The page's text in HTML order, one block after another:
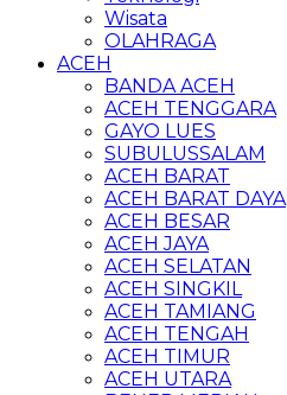
Wisata
OLAHRAGA
ACEH
BANDA ACEH
ACEH TENGGARA
GAYO LUES
SUBULUSSALAM
ACEH BARAT
ACEH BARAT DAYA
ACEH BESAR
ACEH JAYA
ACEH SELATAN
ACEH SINGKIL
ACEH TAMIANG
ACEH TENGAH
ACEH TIMUR
ACEH UTARA